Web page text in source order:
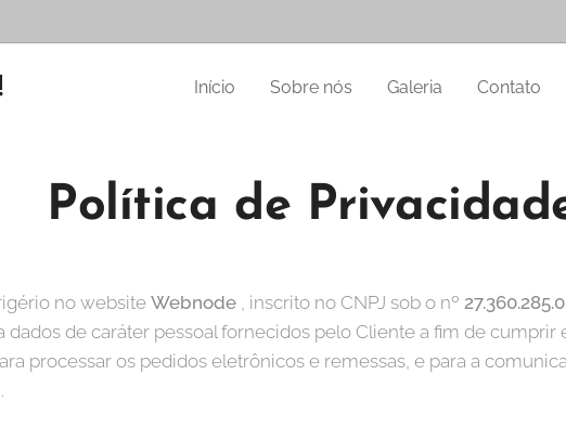
Início Sobre nós Galeria Contato
Política de
no website Webnode , inscrito no CNPJ sob o nº
dados de caráter pessoal fornecidos pelo Cliente a fim de
processar os pedidos eletrônicos e remessas, e para a